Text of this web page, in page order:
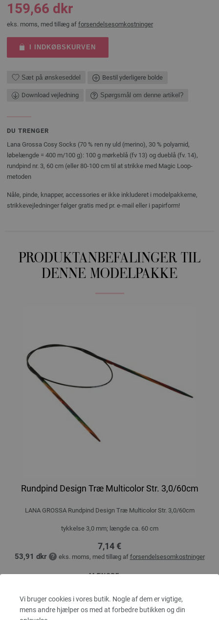
Vi bruger cookies i vores butik. Nogle af dem er vigtige,
mens andre hjælper os med at forbedre butikken og din
159,66 dkr
eks. moms, med tillæg af forsendelsesomkostninger
I INDKØBSKURVEN
Sæt på ønskeseddel Bestil yderligere bolde
Download vejledning Spørgsmål om denne artikel?
DU TRENGER
Lana Grossa Cosy Socks (70 % ren ny uld (merino), 30 % polyamid,
løbelængde = 400 m/100 g): 100 g mørkeblå (fv 13) og dueblå (fv. 14),
rundpind nr. 3, 60 cm (eller 80-100 cm til at strikke med Magic Loop-
metoden
Nåle, pinde, knapper, accessories er ikke inkluderet i modelpakkerne,
strikkevejledninger følger gratis med pr. e-mail eller i papirform!
PRODUKTANBEFALINGER TIL
DENNE MODELPAKKE
Rundpind Design Træ Multicolor Str. 3,0/60cm
LANA GROSSA Rundpind Design Træ Multicolor Str. 3,0/60cm
tykkelse 3,0 mm; længde ca. 60 cm
7,14 €
53,91 dkr eks. moms, med tillæg af forsendelsesomkostninger
MÆNGDE